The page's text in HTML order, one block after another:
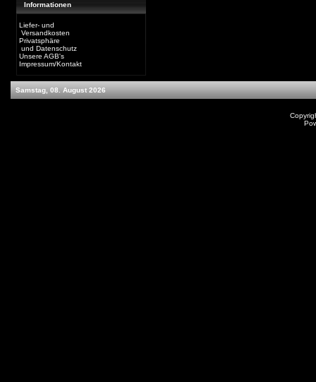
Informationen
Liefer- und
Versandkosten
Privatsphäre
und Datenschutz
Unsere AGB's
Impressum/Kontakt
Samstag, 08. August 2026